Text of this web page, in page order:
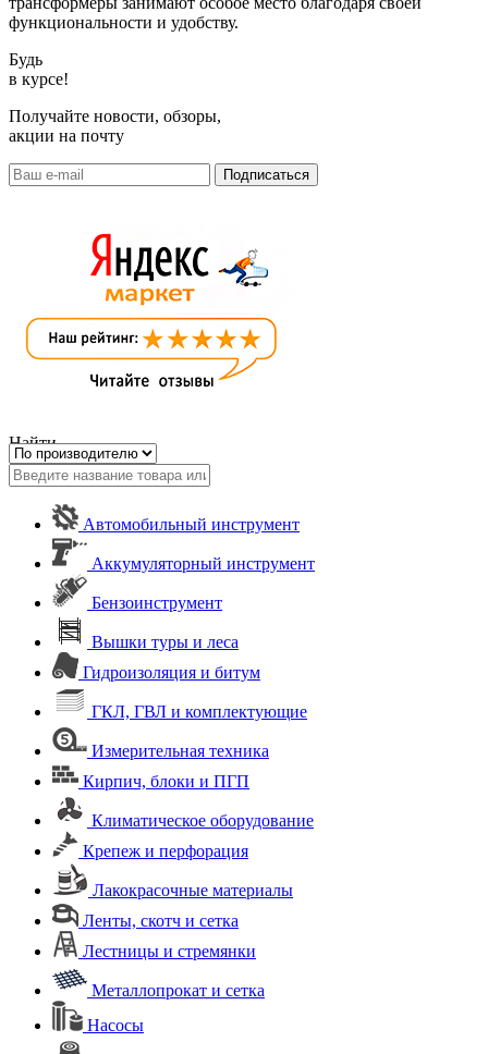
функциональности и удобству.
Будь
в курсе!
Получайте новости, обзоры,
акции на почту
Найти
Автомобильный инструмент
Аккумуляторный инструмент
Бензоинструмент
Вышки туры и леса
Гидроизоляция и битум
ГКЛ, ГВЛ и комплектующие
Измерительная техника
Кирпич, блоки и ПГП
Климатическое оборудование
Крепеж и перфорация
Лакокрасочные материалы
Ленты, скотч и сетка
Лестницы и стремянки
Металлопрокат и сетка
Насосы